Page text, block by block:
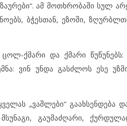
ამ მოთხრობაში სულ
ბჭესთან, ეზოში,
ქმარი და ქმარი
ვინ უნდა გასძლოს ესე
„ვაშლები“ გაახსენდება
გაუმაძღარი,